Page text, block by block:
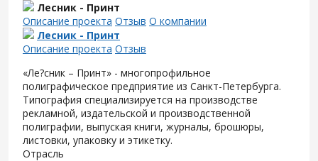
Лесник - Принт
Описание проекта Отзыв О компании
Лесник - Принт
Описание проекта Отзыв
«Ле?сник – Принт» - многопрофильное
полиграфическое предприятие из Санкт-Петербурга.
Типография специализируется на производстве
рекламной, издательской и производственной
полиграфии, выпуская книги, журналы, брошюры,
листовки, упаковку и этикетку.
Отрасль